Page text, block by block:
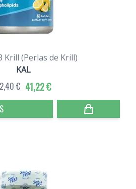
Krill (Perlas de Krill)
KAL
41,22 €
€